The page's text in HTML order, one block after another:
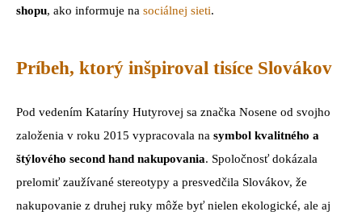
shopu, ako informuje na sociálnej sieti.
Príbeh, ktorý inšpiroval tisíce Slovákov
Pod vedením Kataríny Hutyrovej sa značka Nosene od svojho
založenia v roku 2015 vypracovala na symbol kvalitného a
štýlového second hand nakupovania. Spoločnosť dokázala
prelomiť zaužívané stereotypy a presvedčila Slovákov, že
nakupovanie z druhej ruky môže byť nielen ekologické, ale aj